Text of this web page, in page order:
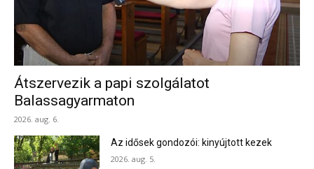
Átszervezik a papi szolgálatot
Balassagyarmaton
2026. aug. 6.
Az idősek gondozói: kinyújtott kezek
2026. aug. 5.